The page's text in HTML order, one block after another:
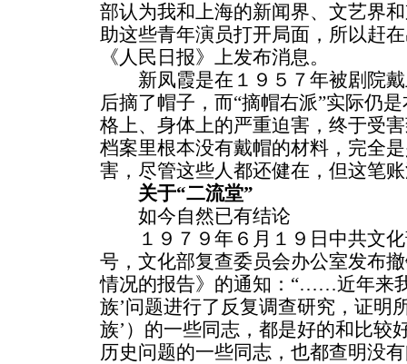
部认为我和上海的新闻界、文艺界
助这些青年演员打开局面，所以赶
《人民日报》上发布消息。
新凤霞是在１９５７年被剧院戴
后摘了帽子，而“摘帽右派”实际仍
格上、身体上的严重迫害，终于受
档案里根本没有戴帽的材料，完全
害，尽管这些人都还健在，但这笔
关于“二流堂”
如今自然已有结论
１９７９年６月１９日中共文化
号，文化部复查委员会办公室发布
情况的报告》的通知：“……近年来
族’问题进行了反复调查研究，证明
族’）的一些同志，都是好的和比较
历史问题的一些同志，也都查明没